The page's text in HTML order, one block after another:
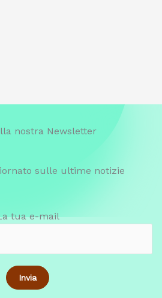
nostra Newsletter
sulle ultime notizie
tua e-mail